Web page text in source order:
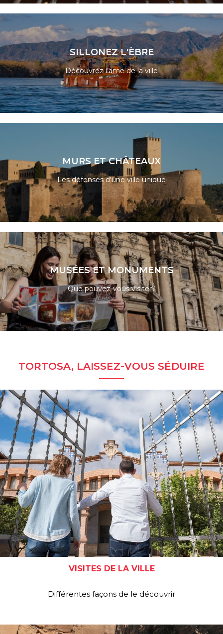
SILLONEZ L'ÈBRE
Découvrez l’âme de la ville
MURS ET CHÂTEAUX
Les défenses d'une ville unique
LIRE LA SUITE
MUSÉES ET MONUMENTS
Que pouvez-vous visiter?
TORTOSA, LAISSEZ-VOUS SÉDUIRE
VISITES DE LA VILLE
Différentes façons de le découvrir